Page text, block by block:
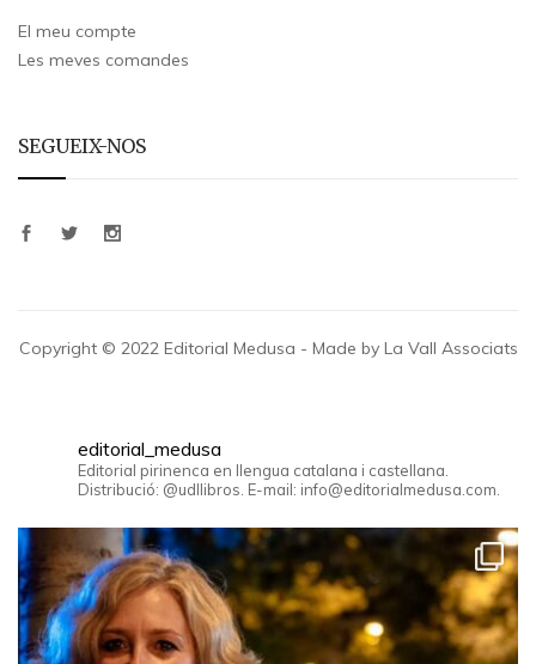
El meu compte
Les meves comandes
SEGUEIX-NOS
Copyright © 2022 Editorial Medusa - Made by La Vall Associats
editorial_medusa
Editorial pirinenca en llengua catalana i castellana.
Distribució: @udllibros. E-mail: info@editorialmedusa.com.